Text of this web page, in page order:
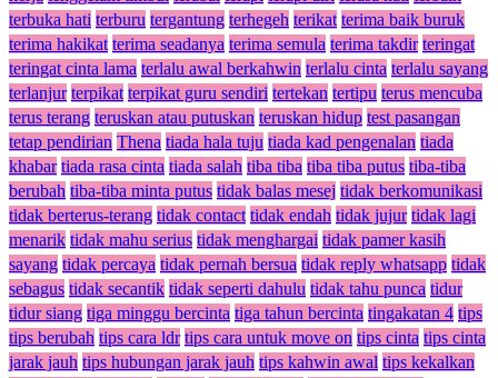
terbuka hati terburu tergantung terhegeh terikat terima baik buruk
terima hakikat terima seadanya terima semula terima takdir teringat
teringat cinta lama terlalu awal berkahwin terlalu cinta terlalu sayang
terlanjur terpikat terpikat guru sendiri tertekan tertipu terus mencuba
terus terang teruskan atau putuskan teruskan hidup test pasangan
tetap pendirian Thena tiada hala tuju tiada kad pengenalan tiada
khabar tiada rasa cinta tiada salah tiba tiba tiba tiba putus tiba-tiba
berubah tiba-tiba minta putus tidak balas mesej tidak berkomunikasi
tidak berterus-terang tidak contact tidak endah tidak jujur tidak lagi
menarik tidak mahu serius tidak menghargai tidak pamer kasih
sayang tidak percaya tidak pernah bersua tidak reply whatsapp tidak
sebagus tidak secantik tidak seperti dahulu tidak tahu punca tidur
tidur siang tiga minggu bercinta tiga tahun bercinta tingakatan 4 tips
tips berubah tips cara ldr tips cara untuk move on tips cinta tips cinta
jarak jauh tips hubungan jarak jauh tips kahwin awal tips kekalkan